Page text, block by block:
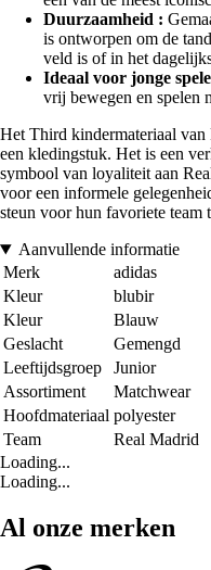
Duurzaamheid :
is ontworpen om de
veld is of in het
Ideaal voor jonge
vrij bewegen en spelen
Het Third kindermateriaal van
een kledingstuk. Het is een
symbool van loyaliteit aan
voor een informele
steun voor hun favoriete team
Aanvullende informatie
Merk
adidas
Kleur
blubir
Kleur
Blauw
Geslacht
Gemengd
Leeftijdsgroep
Junior
Assortiment
Matchwear
Hoofdmateriaal polyester
Team
Real Madrid
Loading...
Loading...
Al onze merken